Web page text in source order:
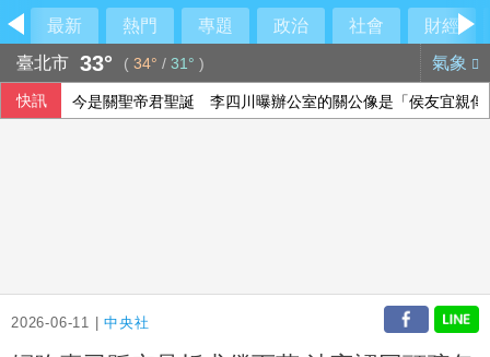
最新 熱門 專題 政治 社會
財經
臺北市 33° ( 34° / 31° ) 氣象
快訊 今是關聖帝君聖誕 李四川曝辦公室的關公像是「侯友宜親傳
2026-06-11 |中央社